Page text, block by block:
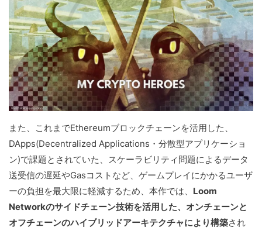
また、これまでEthereumブロックチェーンを活用した、
DApps(Decentralized Applications・分散型アプリケーショ
ン)で課題とされていた、スケーラビリティ問題によるデータ
送受信の遅延やGasコストなど、ゲームプレイにかかるユーザ
ーの負担を最大限に軽減するため、本作では、 Loom
Networkのサイドチェーン技術を活用した、オンチェーンと
オフチェーンのハイブリッドアーキテクチャにより構築され